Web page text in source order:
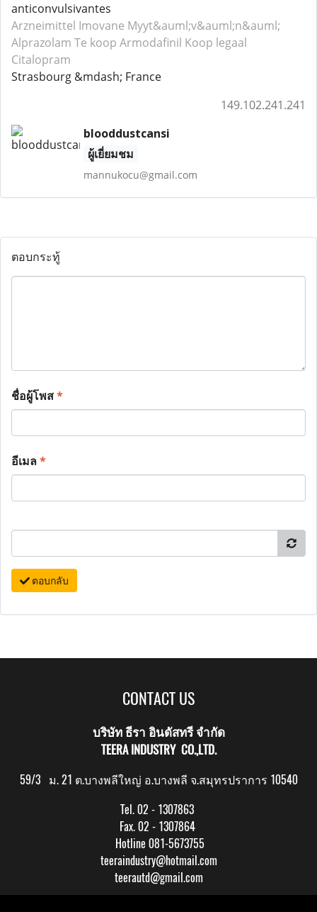
anticonvulsivantes
Arzneimittel Imovane Myyt&auml;v&auml;n&auml;
Alprazolam Te koop Armodafinil Koop legaal
Citalopram
Strasbourg &mdash; France
149.102.241.241
blooddustcansi
ผู้เยี่ยมชม
mannukocu@gmail.com
ตอบกระทู้
ชื่อผู้โพส*
อีเมล*
ตอบกลับ
CONTACT US
บริษัท ธีรา อินดัสทรี จำกัด
TEERA INDUSTRY CO.,LTD.
59/3 ม. 21 ต.บางพลีใหญ่ อ.บางพลี จ.สมุทรปราการ 10540
Tel. 02 - 1307863
Fax. 02 - 1307864
Hotline 081-5673755
teeraindustry@hotmail.com
teerautd@gmail.com